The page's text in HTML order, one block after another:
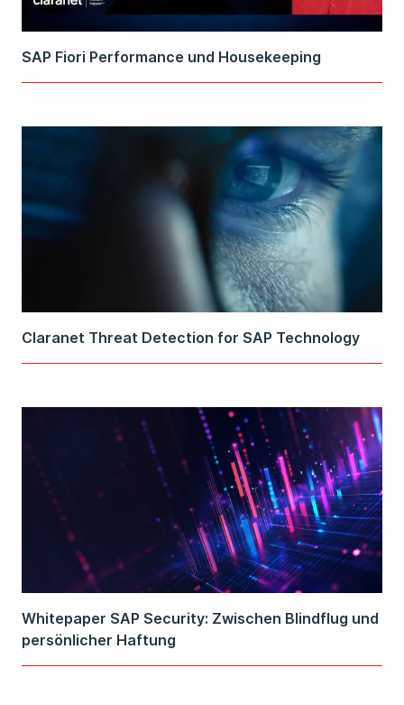
SAP Fiori Performance und Housekeeping
Claranet Threat Detection for SAP Technology
Whitepaper SAP Security: Zwischen Blindflug und
persönlicher Haftung